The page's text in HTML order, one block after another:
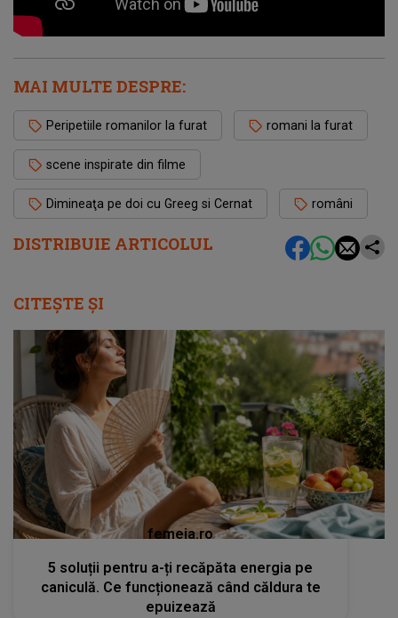
DISTRIBUIE ARTICOLUL
MAI MULTE DESPRE:
Peripetiile romanilor la furat romani la furat
scene inspirate din filme
Dimineaţa pe doi cu Greeg si Cernat români
CITEȘTE ȘI
femeia.ro
5 soluții pentru a-ți recăpăta energia pe
caniculă. Ce funcționează când căldura te
epuizează